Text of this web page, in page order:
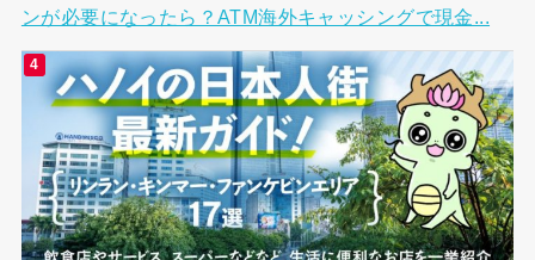
ンが必要になったら？ATM海外キャッシングで現金...